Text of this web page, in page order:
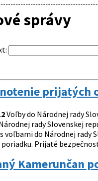
správy
:
prijatých
Voľby do Národnej rady
rady Slovenskej
voľbami do Národnej rady
Prijaté
Kamerunčan